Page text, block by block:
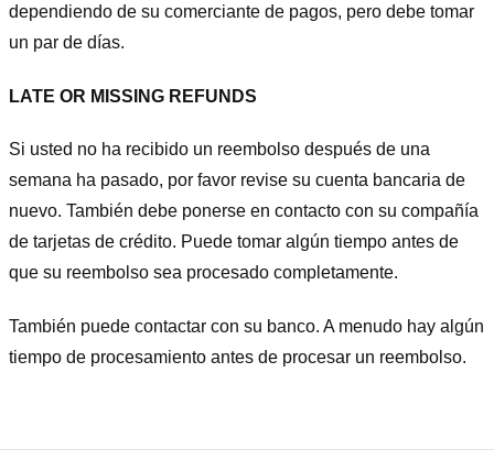
dependiendo de su comerciante de pagos, pero debe tomar
un par de días.
LATE OR MISSING REFUNDS
Si usted no ha recibido un reembolso después de una
semana ha pasado, por favor revise su cuenta bancaria de
nuevo. También debe ponerse en contacto con su compañía
de tarjetas de crédito. Puede tomar algún tiempo antes de
que su reembolso sea procesado completamente.
También puede contactar con su banco. A menudo hay algún
tiempo de procesamiento antes de procesar un reembolso.